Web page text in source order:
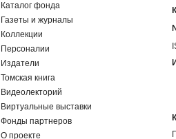
Каталог фонда
Газеты и журналы
Коллекции
Персоналии
Издатели
Томская книга
Видеолекторий
Виртуальные выставки
Фонды партнеров
О проекте